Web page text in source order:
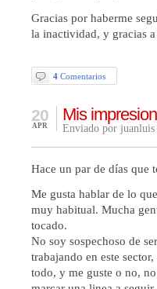
Gracias por haberme
la inactividad, y gracias
4 Comentarios
Mis
20
APR Enviado por juanluis
Hace un par de días que
Me gusta hablar de lo
muy habitual. Mucha
tocado.
No soy sospechoso de
trabajando en este
todo, y me guste o no,